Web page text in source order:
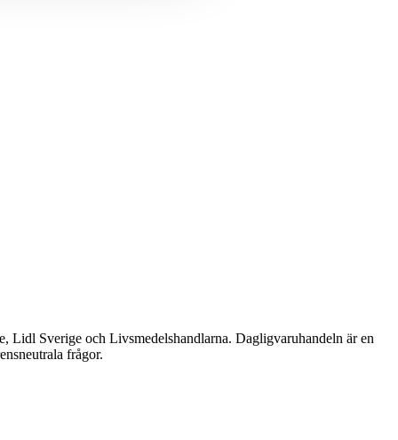
Lidl Sverige och Livsmedelshandlarna. Dagligvaruhandeln är en
frågor.